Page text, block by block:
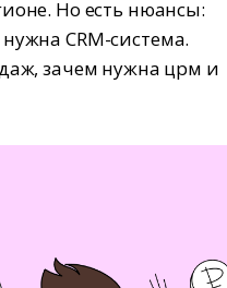
Но есть нюансы:
CRM-система.
зачем нужна црм и